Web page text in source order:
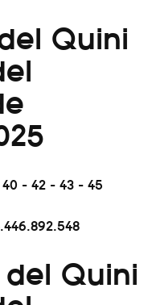
Quini
- 42 - 43 - 45
Quini